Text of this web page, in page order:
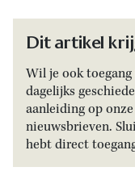
Dit artikel
Wil je ook
dagelijks
aanleiding op
nieuwsbrieven.
hebt direct